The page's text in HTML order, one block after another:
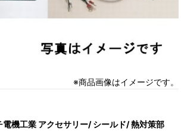
※商品画像はイメージです。
電機工業 アクセサリー/ シールド/ 熱対策部